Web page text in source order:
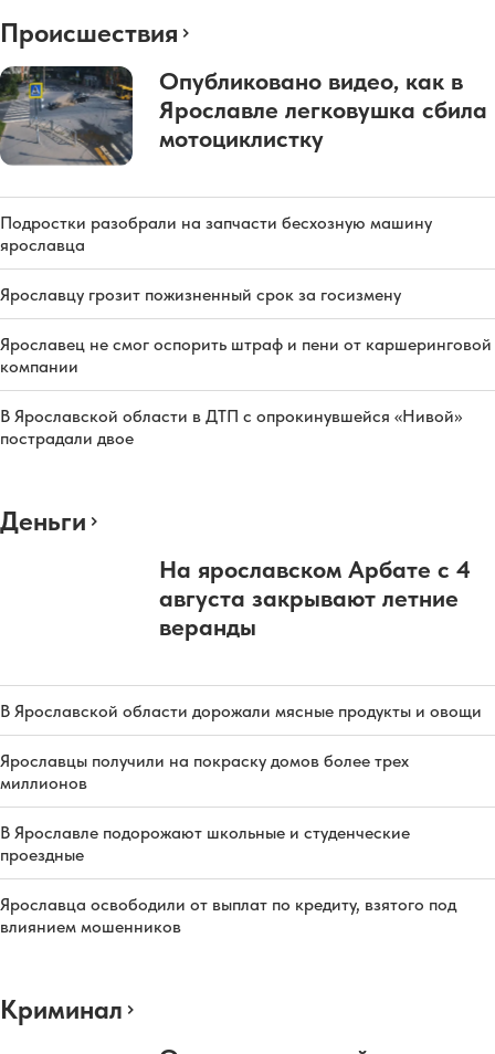
Происшествия
Опубликовано видео, как в
Ярославле легковушка сбила
мотоциклистку
Подростки разобрали на запчасти бесхозную машину
ярославца
Ярославцу грозит пожизненный срок за госизмену
Ярославец не смог оспорить штраф и пени от каршеринговой
компании
В Ярославской области в ДТП с опрокинувшейся «Нивой»
пострадали двое
Деньги
На ярославском Арбате с 4
августа закрывают летние
веранды
В Ярославской области дорожали мясные продукты и овощи
Ярославцы получили на покраску домов более трех
миллионов
В Ярославле подорожают школьные и студенческие
проездные
Ярославца освободили от выплат по кредиту, взятого под
влиянием мошенников
Криминал